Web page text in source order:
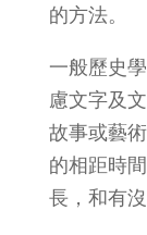
的方法。
一般歷史
慮文字及
故事或藝
的相距時
長，和有